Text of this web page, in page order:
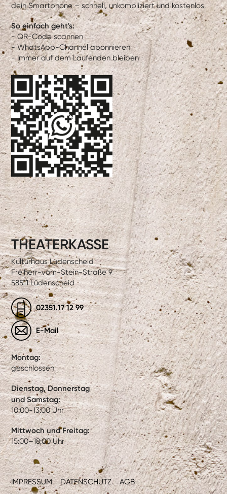
dein Smartphone – schnell, unkompliziert und kostenlos.
So einfach geht's:
- QR-Code scannen
- WhatsApp-Channel abonnieren
- Immer auf dem Laufenden bleiben
IMPRESSUM DATENSCHUTZ AGB
THEATERKASSE
Kulturhaus Lüdenscheid
Freiherr-vom-Stein-Straße 9
58511 Lüdenscheid
02351.17 12 99
E-Mail
Montag:
geschlossen
Dienstag, Donnerstag
und Samstag:
10:00-13:00 Uhr
Mittwoch und Freitag:
15:00–18:00 Uhr